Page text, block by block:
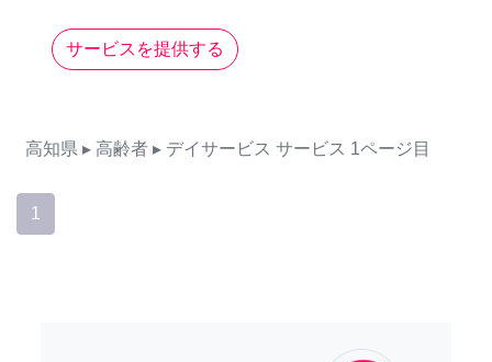
サービスを提供する
高知県 ▸ 高齢者 ▸ デイサービス サービス 1ページ目
1